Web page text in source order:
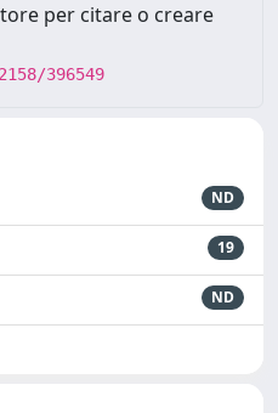
per citare o creare
396549
ND
19
ND